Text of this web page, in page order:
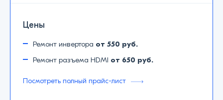
Цены
Ремонт инвертора от 550 руб.
Ремонт разъема HDMI от 650 руб.
Посмотреть полный прайс-лист